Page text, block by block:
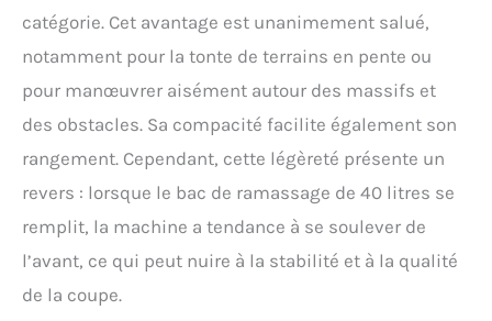
catégorie. Cet avantage est unanimement salué,
notamment pour la tonte de terrains en pente ou
pour manœuvrer aisément autour des massifs et
des obstacles. Sa compacité facilite également son
rangement. Cependant, cette légèreté présente un
revers : lorsque le bac de ramassage de 40 litres se
remplit, la machine a tendance à se soulever de
l’avant, ce qui peut nuire à la stabilité et à la qualité
de la coupe.